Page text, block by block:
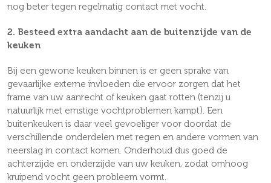
nog beter tegen regelmatig contact met vocht.
2. Besteed extra aandacht aan de buitenzijde van de
keuken
Bij een gewone keuken binnen is er geen sprake van
gevaarlijke externe invloeden die ervoor zorgen dat het
frame van uw aanrecht of keuken gaat rotten (tenzij u
natuurlijk met ernstige vochtproblemen kampt). Een
buitenkeuken is daar veel gevoeliger voor doordat de
verschillende onderdelen met regen en andere vormen van
neerslag in contact komen. Onderhoud dus goed de
achterzijde en onderzijde van uw keuken, zodat omhoog
kruipend vocht geen probleem vormt.